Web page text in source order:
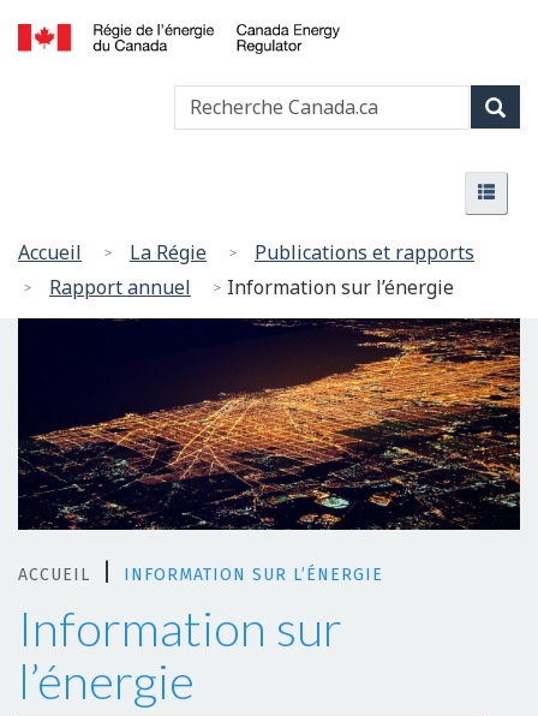
Passer
au
contenu
principal
Version
HTML
simplifiée
l’énergie
du
Canada
Vous
êtes
ici
Accueil La Régie
Publications et rapports
Rapport annuel
Information sur l’énergie
ACCUEIL INFORMATION SUR L’ÉNERGIE
Information sur
l’énergie